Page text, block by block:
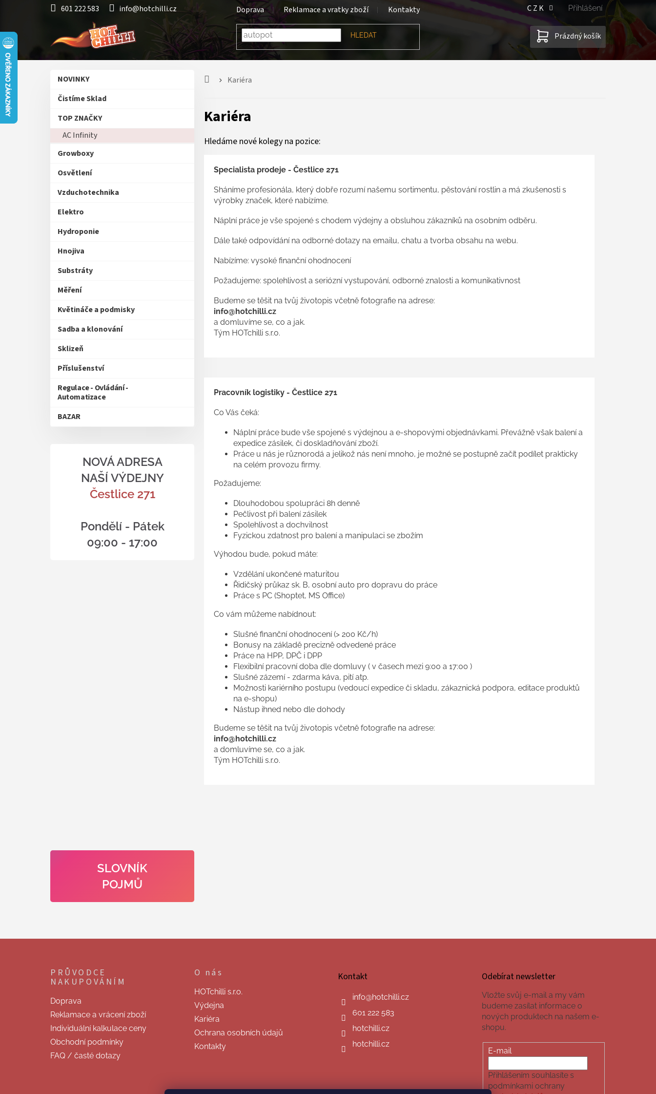
601 222 583 info@hotchilli.cz Doprava Reklamace a vratky zboží Kontakty CZK Přihlášení
HLEDAT
NÁKUPNÍ
KOŠÍK
Prázdný košík
a
Přeskočit
NOVINKY
Čistíme Sklad
TOP ZNAČKY
AC Infinity
Growboxy
Osvětlení
Vzduchotechnika
Elektro
Hydroponie
Hnojiva
Substráty
Měření
Květináče a podmisky
Sadba a klonování
Sklizeň
Příslušenství
Regulace - Ovládání -
Automatizace
BAZAR
NOVÁ ADRESA
NAŠÍ VÝDEJNY
Čestlice 271
Pondělí - Pátek
09:00 - 17:00
SLOVNÍK
POJMŮ
Kariéra
Kariéra
Hledáme nové kolegy na pozice:
Specialista prodeje - Čestlice 271
Sháníme profesionála, který dobře rozumí našemu sortimentu, pěstování rostlin a má zkušenosti s
výrobky značek, které nabízíme.
Náplní práce je vše spojené s chodem výdejny a obsluhou zákazníků na osobním odběru.
Dále také odpovídání na odborné dotazy na emailu, chatu a tvorba obsahu na webu.
Nabízíme: vysoké finanční ohodnocení
Požadujeme: spolehlivost a seriózní vystupování, odborné znalosti a komunikativnost
Budeme se těšit na tvůj životopis včetně fotografie na adrese:
info@hotchilli.cz
a domluvíme se, co a jak.
Tým HOTchilli s.r.o.
Pracovník logistiky - Čestlice 271
Co Vás čeká:
Náplní práce bude vše spojené s výdejnou a e-shopovými objednávkami. Převážně však balení a
expedice zásilek, či doskladňování zboží.
Práce u nás je různorodá a jelikož nás není mnoho, je možné se postupně začít podílet prakticky
na celém provozu firmy.
Požadujeme:
Dlouhodobou spolupráci 8h denně
Pečlivost při balení zásilek
Spolehlivost a dochvilnost
Fyzickou zdatnost pro balení a manipulaci se zbožím
Výhodou bude, pokud máte:
Vzdělání ukončené maturitou
Řidičský průkaz sk. B, osobní auto pro dopravu do práce
Práce s PC (Shoptet, MS Office)
Co vám můžeme nabídnout:
Slušné finanční ohodnocení (> 200 Kč/h)
Bonusy na základě precizně odvedené práce
Práce na HPP, DPČ i DPP
Flexibilní pracovní doba dle domluvy ( v časech mezi 9:00 a 17:00 )
Slušné zázemí - zdarma káva, pití atp.
Možnosti kariérního postupu (vedoucí expedice či skladu, zákaznická podpora, editace produktů
na e-shopu)
Nástup ihned nebo dle dohody
Budeme se těšit na tvůj životopis včetně fotografie na adrese:
info@hotchilli.cz
a domluvíme se, co a jak.
Tým HOTchilli s.r.o.
PRŮVODCE
NAKUPOVÁNÍM
Doprava
Reklamace a vrácení zboží
Individuální kalkulace ceny
Obchodní podmínky
FAQ / časté dotazy
O nás
HOTchilli s.r.o.
Výdejna
Kariéra
Ochrana osobních údajů
Kontakty
Kontakt
info@hotchilli.cz
601 222 583
hotchilli.cz
hotchilli.cz
Odebírat newsletter
Vložte svůj e-mail a my vám
budeme zasílat informace o
nových produktech na našem e-
shopu.
E-mail
Přihlášením souhlasíte s
podmínkami ochrany